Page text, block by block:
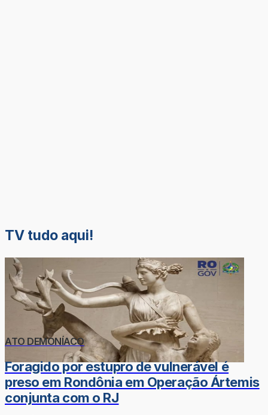
TV tudo aqui!
ATO DEMONÍACO
Foragido por estupro de vulnerável é
preso em Rondônia em Operação Ártemis
conjunta com o RJ